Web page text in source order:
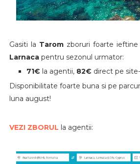
Gasiti la Taromzboruri foarte ieftine
Larnaca pentru sezonul urmator:
71€ la agentii,82€ direct pe
Disponibilitate foarte buna si pe
luna august!
VEZI ZBORUL la agentii: